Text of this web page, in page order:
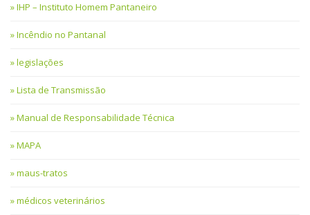
IHP – Instituto Homem Pantaneiro
Incêndio no Pantanal
legislações
Lista de Transmissão
Manual de Responsabilidade Técnica
MAPA
maus-tratos
médicos veterinários